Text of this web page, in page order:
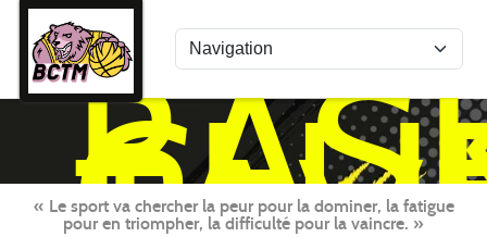
« Le sport va chercher la peur pour la dominer, la fatigue
pour en triompher, la difficulté pour la vaincre. »
Panneau de gestion des cookies